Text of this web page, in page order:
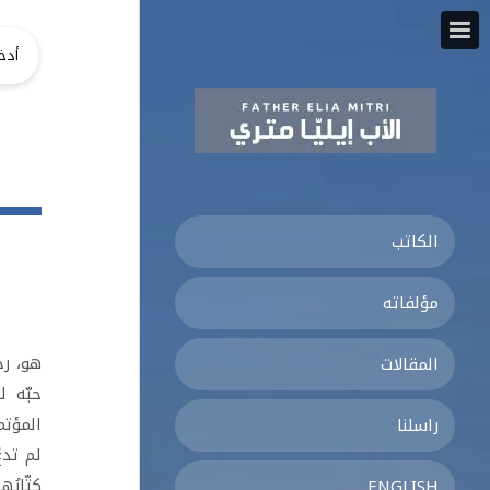
الكاتب
مؤلفاته
المقالات
راسلنا
هو،
حبّه
لم